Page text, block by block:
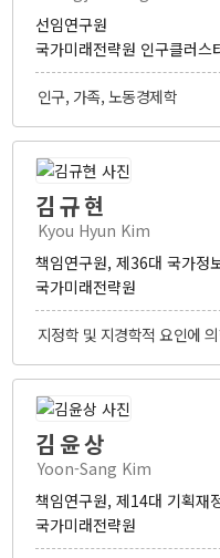
선임연구원
국가미래전략원 인구클러스
인구, 가족, 노동경제학
김규현
Kyou Hyun Kim
책임연구원, 제36대 국가정
국가미래전략원
지정학 및 지경학적 요인에
김윤상
Yoon-Sang Kim
책임연구원, 제14대 기획재
국가미래전략원